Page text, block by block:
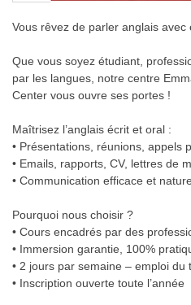
Vous rêvez de parler anglais avec
Que vous soyez étudiant,
par les langues, notre centre
Center vous ouvre ses portes !
Maîtrisez l’anglais écrit et oral :
• Présentations, réunions, appels
• Emails, rapports, CV, lettres de
• Communication efficace et
Pourquoi nous choisir ?
• Cours encadrés par des
• Immersion garantie, 100%
• 2 jours par semaine – emploi du
• Inscription ouverte toute l’année